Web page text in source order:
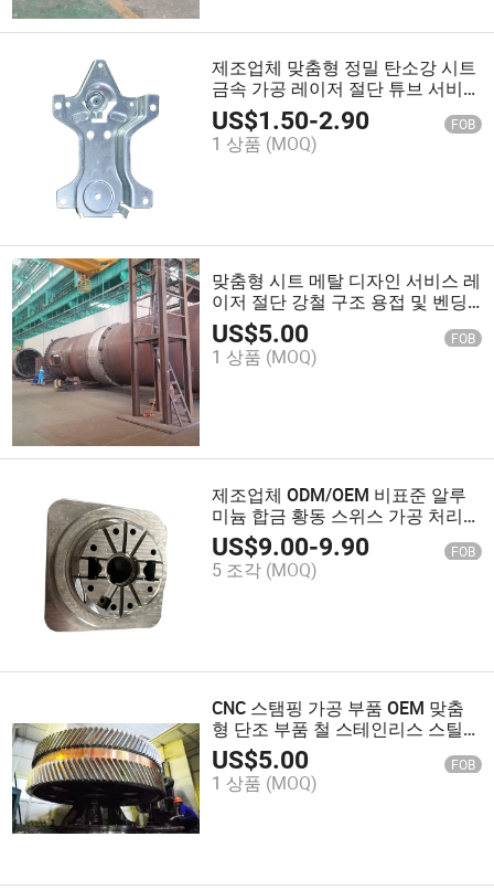
제조업체 맞춤형 정밀 탄소강 시트
금속 가공 레이저 절단 튜브 서비스
예비 부품 가공 서비스
US$1.50-2.90 FOB
1 상품 (MOQ)
맞춤형 시트 메탈 디자인 서비스 레
이저 절단 강철 구조 용접 및 벤딩
시트 메탈 가공
US$5.00 FOB
1 상품 (MOQ)
제조업체 ODM/OEM 비표준 알루
미늄 합금 황동 스위스 가공 처리
소형 CNC 가공 부품
US$9.00-9.90 FOB
5 조각 (MOQ)
CNC 스탬핑 가공 부품 OEM 맞춤
형 단조 부품 철 스테인리스 스틸
알루미늄 브론즈 황동 주조 서비스
US$5.00 FOB
1 상품 (MOQ)